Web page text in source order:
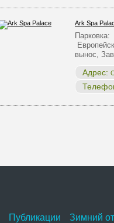
Ark Spa
вынос,
Адрес:
Публикации Зимний